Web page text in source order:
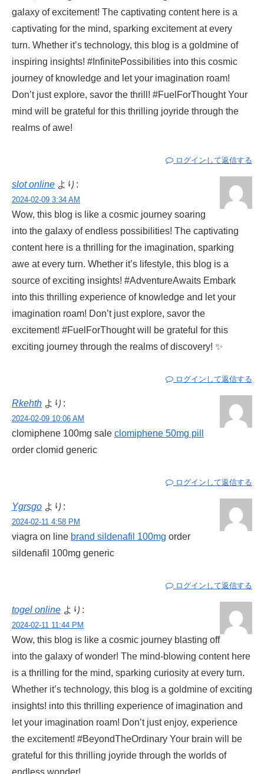
galaxy of excitement! The captivating content here is a
captivating for the mind, sparking excitement at every
turn. Whether it’s technology, this blog is a goldmine of
inspiring insights! #InfinitePossibilities into this cosmic
journey of knowledge and let your imagination roam!
Don’t just explore, savor the thrill! #FuelForThought Your
mind will be grateful for this thrilling joyride through the
realms of awe!
ログインして返信する
slot online より:
2024-02-09 3:34 AM
Wow, this blog is like a cosmic journey soaring
into the galaxy of endless possibilities! The captivating
content here is a thrilling for the imagination, sparking
awe at every turn. Whether it’s lifestyle, this blog is a
source of exciting insights! #AdventureAwaits Embark
into this thrilling experience of knowledge and let your
imagination roam! Don’t just explore, savor the
excitement! #FuelForThought will be grateful for this
exciting journey through the realms of discovery! ✨
ログインして返信する
Rkehth より:
2024-02-09 10:06 AM
clomiphene 100mg sale clomiphene 50mg pill
order clomid generic
ログインして返信する
Ygrsgo より:
2024-02-11 4:58 PM
viagra on line brand sildenafil 100mg order
sildenafil 100mg generic
ログインして返信する
togel online より:
2024-02-11 11:44 PM
Wow, this blog is like a cosmic journey blasting off
into the galaxy of wonder! The mind-blowing content here
is a thrilling for the mind, sparking curiosity at every turn.
Whether it’s technology, this blog is a goldmine of exciting
insights! into this thrilling experience of imagination and
let your imagination roam! Don’t just enjoy, experience
the excitement! #BeyondTheOrdinary Your brain will be
grateful for this thrilling joyride through the worlds of
endless wonder!